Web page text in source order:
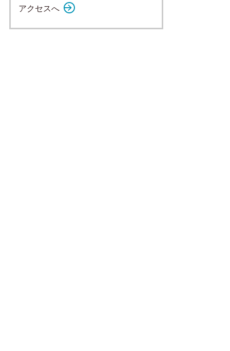
アクセスへ